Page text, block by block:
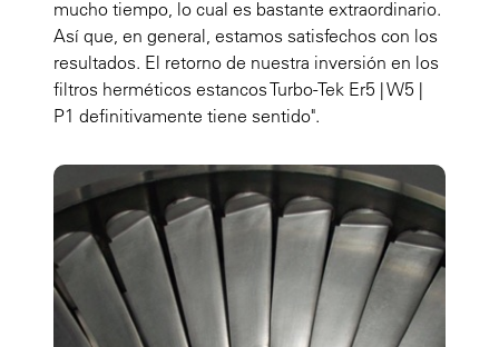
mucho tiempo, lo cual es bastante extraordinario.
Así que, en general, estamos satisfechos con los
resultados. El retorno de nuestra inversión en los
filtros herméticos estancos Turbo-Tek Er5 | W5 |
P1 definitivamente tiene sentido".